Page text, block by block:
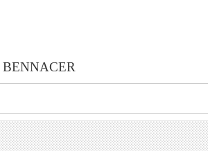
BENNACER